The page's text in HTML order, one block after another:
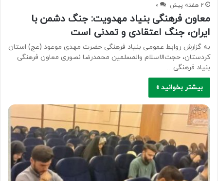
2 هفته پیش ۰
معاون فرهنگی بنیاد مهدویت: جنگ دشمن با
ایران، جنگ اعتقادی و تمدنی است
به گزارش روابط عمومی بنیاد فرهنگی حضرت مهدی موعود (عج) استان
کردستان، حجت‌الاسلام والمسلمین محمدرضا نصوری معاون فرهنگی
بنیاد فرهنگی…
بیشتر بخوانید »